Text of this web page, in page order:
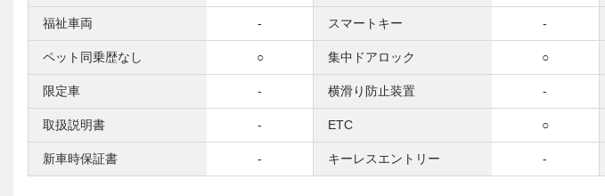
福祉車両 - スマートキー -
ペット同乗歴なし ○ 集中ドアロック ○
限定車 - 横滑り防止装置 -
取扱説明書 - ETC ○
新車時保証書 - キーレスエントリー -